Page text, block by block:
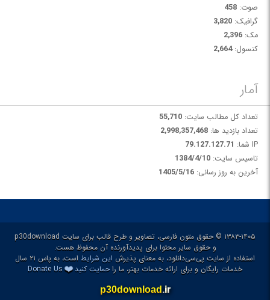
صوت: 458
گرافیک: 3,820
مک: 2,396
کنسول:2,664
آمار
تعداد کل مطالب سایت: 55,710
تعداد بازدید ها: 2,998,357,468
IP شما:
79.127.127.71
تاسیس سایت: 1384/4/10
آخرین به روز رسانی: 1405/5/16
۱۳۸۳-۱۴۰۵ © حقوق متون فارسی، تصاویر و طرح قالب برای سایت p30download
و حقوق سایر محتوا برای پدیدآورنده آن محفوظ هست.
استفاده از سایت پی‌سی‌دانلود، به معنای پذیرش این شرایط
است، به پاس ۲۱ سال
خدمات رایگان و برای ارائه خدمات بهتر، ما راحمایت کنید❤️
Donate Us
p30download